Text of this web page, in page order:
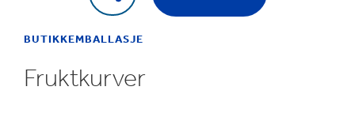
BUTIKKEMBALLASJE
Fruktkurver